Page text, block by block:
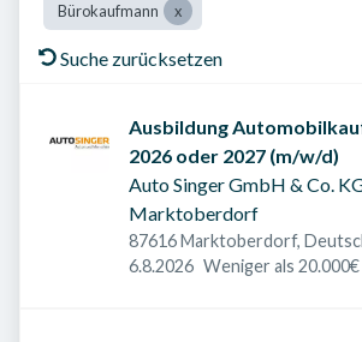
Bürokaufmann
Suche zurücksetzen
Ausbildung
2026 oder 2027 (m/w/d)
Auto Singer GmbH & Co.
Marktoberdorf
87616 Marktoberdorf,
Veröffentlicht am:
6.8.2026 Weniger als